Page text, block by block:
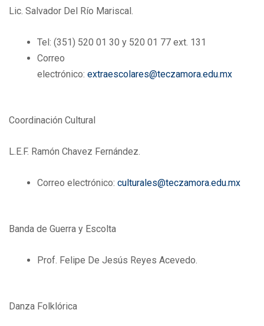
Lic. Salvador Del Río Mariscal.
Tel: (351) 520 01 30 y 520 01 77 ext. 131
Correo
electrónico: extraescolares@teczamora.edu.mx
Coordinación Cultural
L.E.F. Ramón Chavez Fernández.
Correo electrónico: culturales@teczamora.edu.mx
Banda de Guerra y Escolta
Prof. Felipe De Jesús Reyes Acevedo.
Danza Folklórica